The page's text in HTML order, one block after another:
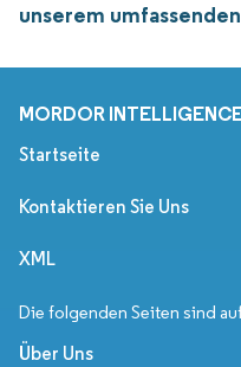
unserem
MORDOR
Startseite
Kontaktieren Sie Uns
XML
Die folgenden Seiten sind
Über Uns